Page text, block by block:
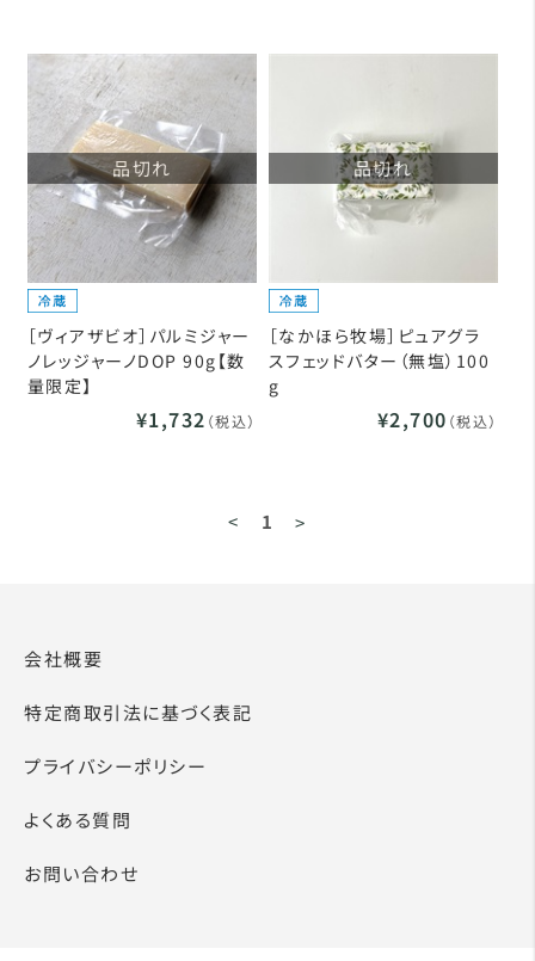
品切れ
［ヴィアザビオ］パルミジャー
ノレッジャーノDOP 90g【数
量限定】
¥1,732 （税込）
品切れ
［なかほら牧場］ピュアグラ
スフェッドバター（無塩）100
g
¥2,700 （税込）
< 1 >
会社概要
特定商取引法に基づく表記
プライバシーポリシー
よくある質問
お問い合わせ